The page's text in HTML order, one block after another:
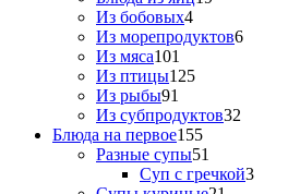
Из бобовых4
Из морепродуктов6
Из мяса101
Из птицы125
Из рыбы91
Из субпродуктов32
Блюда на первое155
Разные супы51
Суп с гречкой3